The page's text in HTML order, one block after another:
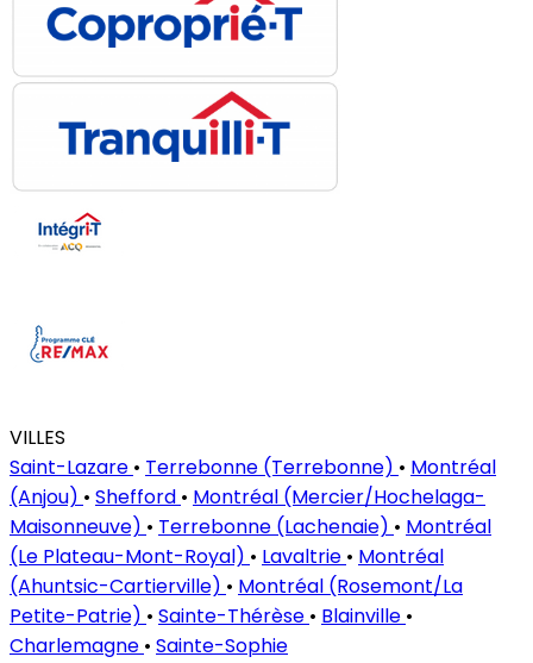
VILLES
Saint-Lazare • Terrebonne (Terrebonne) • Montréal
(Anjou) • Shefford • Montréal (Mercier/Hochelaga-
Maisonneuve) • Terrebonne (Lachenaie) • Montréal
(Le Plateau-Mont-Royal) • Lavaltrie • Montréal
(Ahuntsic-Cartierville) • Montréal (Rosemont/La
Petite-Patrie) • Sainte-Thérèse • Blainville •
Charlemagne • Sainte-Sophie